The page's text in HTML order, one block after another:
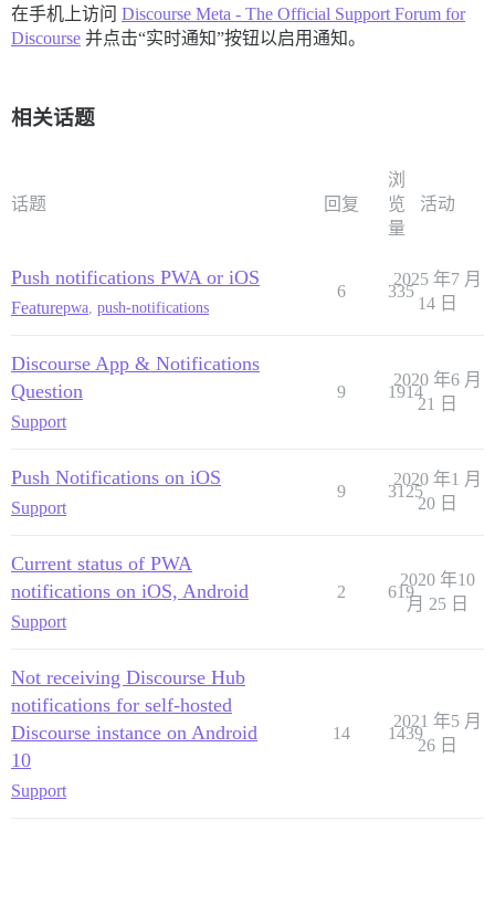
在手机上访问 Discourse Meta - The Official Support Forum for
Discourse 并点击“实时通知”按钮以启用通知。
相关话题
话题 回复
浏
览
量
活动
Push notifications PWA or iOS
Featurepwa, push-notifications
6 335
2025 年7 月
14 日
Discourse App & Notifications
Question
Support
9 1914
2020 年6 月
21 日
Push Notifications on iOS
Support
9 3125
2020 年1 月
20 日
Current status of PWA
notifications on iOS, Android
Support
2 619
2020 年10
月 25 日
Not receiving Discourse Hub
notifications for self-hosted
Discourse instance on Android
10
Support
14 1439
2021 年5 月
26 日